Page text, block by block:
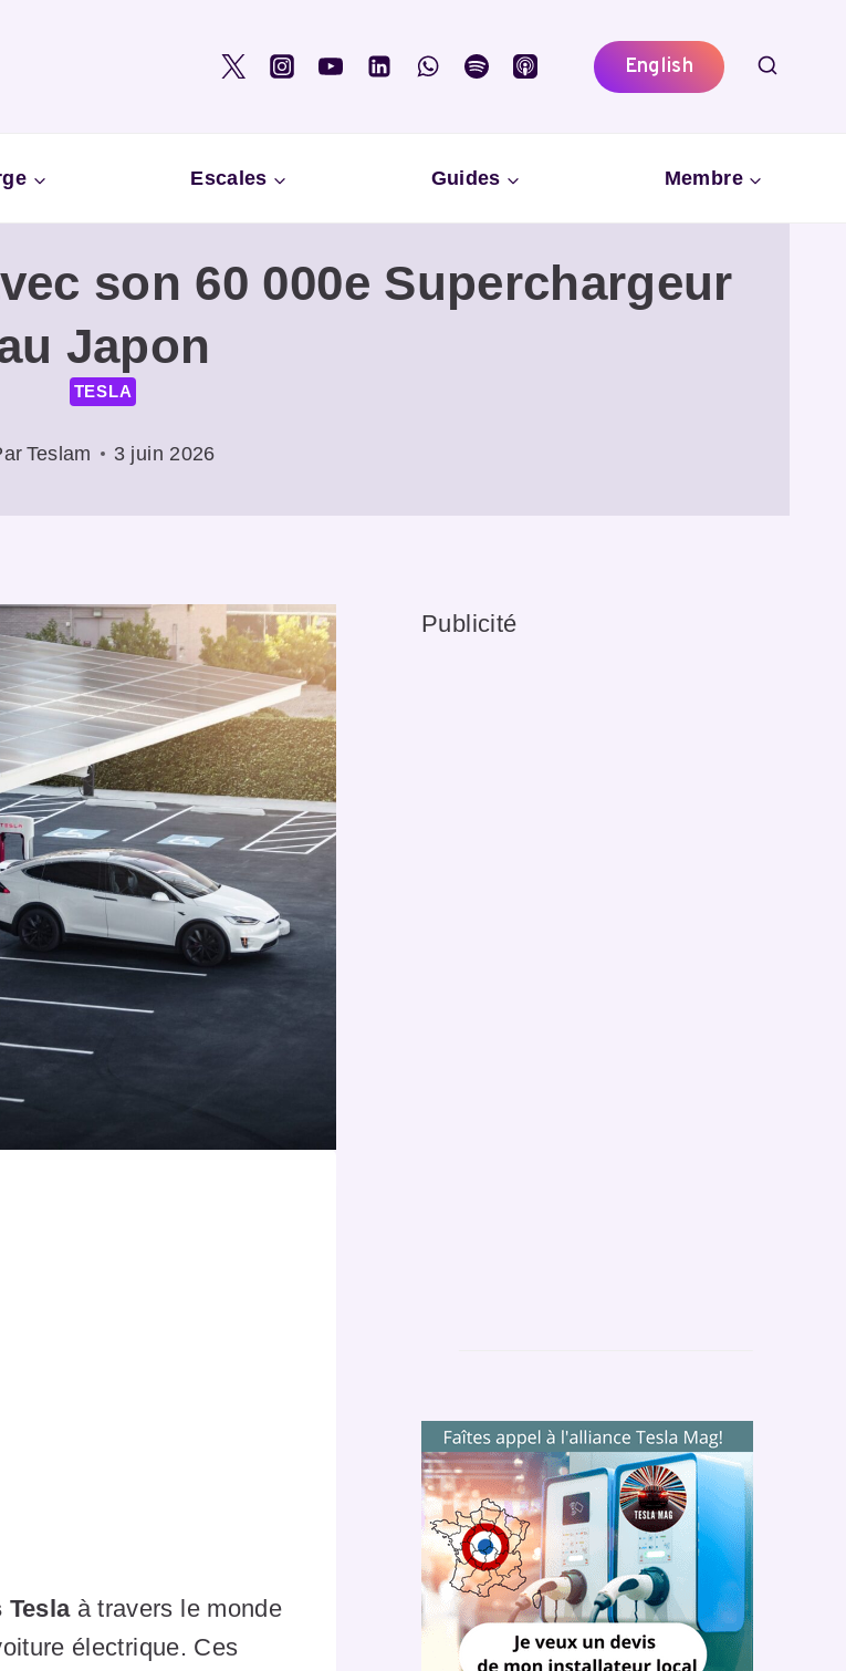
English
Escales Guides Membre
son 60 000e Superchargeur
Japon
TESLA
Teslam 3 juin 2026
à travers le monde
électrique. Ces
Publicité